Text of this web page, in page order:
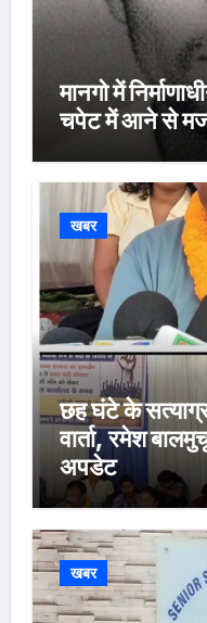
मानगो में
चपेट में आने से
खबर
छह घंटे के
वार्ता, रमेश
अपडेट
खबर